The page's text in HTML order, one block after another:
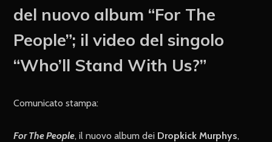
del nuovo album “For The
People”; il video del singolo
“Who’ll Stand With Us?”
Comunicato stampa:
For The People, il nuovo album dei Dropkick Murphys,